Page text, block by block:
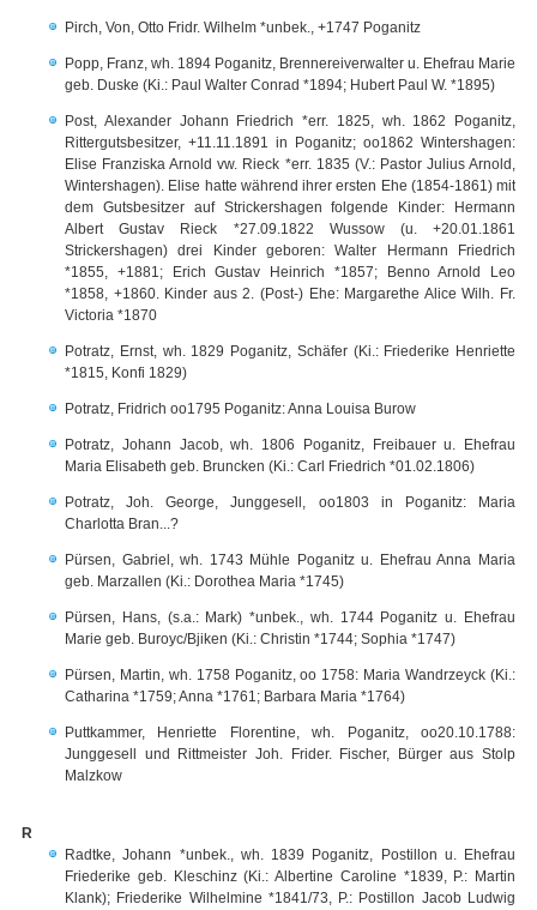
Pirch, Von, Otto Fridr. Wilhelm *unbek., +1747 Poganitz
Popp, Franz, wh. 1894 Poganitz, Brennereiverwalter u. Ehefrau Marie
geb. Duske (Ki.: Paul Walter Conrad *1894; Hubert Paul W. *1895)
Post, Alexander Johann Friedrich *err. 1825, wh. 1862 Poganitz,
Rittergutsbesitzer, +11.11.1891 in Poganitz; oo1862 Wintershagen:
Elise Franziska Arnold vw. Rieck *err. 1835 (V.: Pastor Julius Arnold,
Wintershagen). Elise hatte während ihrer ersten Ehe (1854-1861) mit
dem Gutsbesitzer auf Strickershagen folgende Kinder: Hermann
Albert Gustav Rieck *27.09.1822 Wussow (u. +20.01.1861
Strickershagen) drei Kinder geboren: Walter Hermann Friedrich
*1855, +1881; Erich Gustav Heinrich *1857; Benno Arnold Leo
*1858, +1860. Kinder aus 2. (Post-) Ehe: Margarethe Alice Wilh. Fr.
Victoria *1870
Potratz, Ernst, wh. 1829 Poganitz, Schäfer (Ki.: Friederike Henriette
*1815, Konfi 1829)
Potratz, Fridrich oo1795 Poganitz: Anna Louisa Burow
Potratz, Johann Jacob, wh. 1806 Poganitz, Freibauer u. Ehefrau
Maria Elisabeth geb. Bruncken (Ki.: Carl Friedrich *01.02.1806)
Potratz, Joh. George, Junggesell, oo1803 in Poganitz: Maria
Charlotta Bran...?
Pürsen, Gabriel, wh. 1743 Mühle Poganitz u. Ehefrau Anna Maria
geb. Marzallen (Ki.: Dorothea Maria *1745)
Pürsen, Hans, (s.a.: Mark) *unbek., wh. 1744 Poganitz u. Ehefrau
Marie geb. Buroyc/Bjiken (Ki.: Christin *1744; Sophia *1747)
Pürsen, Martin, wh. 1758 Poganitz, oo 1758: Maria Wandrzeyck (Ki.:
Catharina *1759; Anna *1761; Barbara Maria *1764)
Puttkammer, Henriette Florentine, wh. Poganitz, oo20.10.1788:
Junggesell und Rittmeister Joh. Frider. Fischer, Bürger aus Stolp
Malzkow
R
Radtke, Johann *unbek., wh. 1839 Poganitz, Postillon u. Ehefrau
Friederike geb. Kleschinz (Ki.: Albertine Caroline *1839, P.: Martin
Klank); Friederike Wilhelmine *1841/73, P.: Postillon Jacob Ludwig